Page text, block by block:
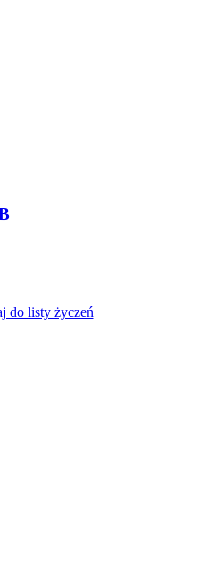
do listy życzeń